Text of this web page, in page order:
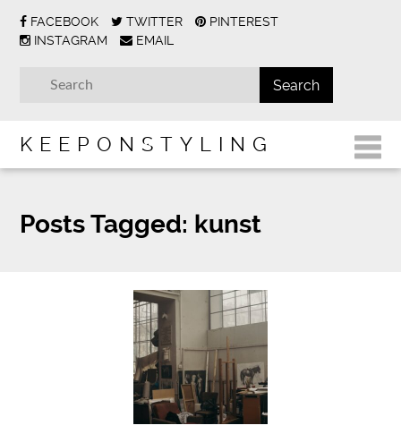
FACEBOOK TWITTER
PINTEREST
INSTAGRAM
EMAIL
KEEPONSTYLING
Posts Tagged: kunst